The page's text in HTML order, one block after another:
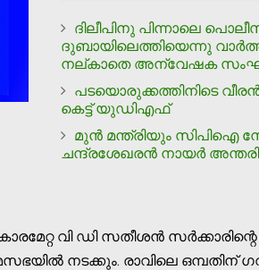
ദിലീപിനു പിന്നാലെ
ദുബായിലെത്തിയെന്നു
നല്കാതെ അന്വേഷക
പടയൊരുക്കത്തിനിടെ
കെട്ട് യുഡിഎഫ്
മുന്‍ മന്ത്രിയും സിപിഐ
ചന്ദ്രശേഖരന്‍ നായര്‍
വി ഡി സതീശൻ സർക്കാരിന്റെ
നടക്കും. രാവിലെ ഒമ്പതിന്